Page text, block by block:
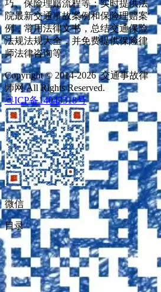
巧、保险理赔流程等；实时提供法
院最新交通事故案例和保险理赔案
例，常用法律文书，总结交通保险
法规法规大全，并免费提供保险律
师法律咨询等。
Copyright © 2014-2026 交通事故律
师网 All Rights Reserved.
粤ICP备14043318号
微信
目录